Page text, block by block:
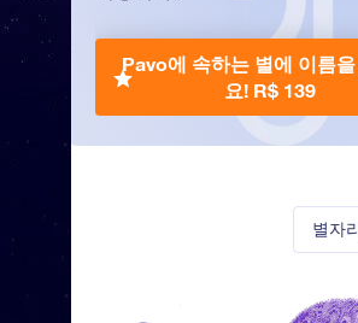
별자
Pavo에 속하는 별에 이름
요! R$ 139